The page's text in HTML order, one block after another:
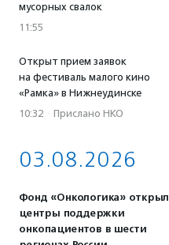
мусорных свалок
11:55
Открыт прием заявок
на фестиваль малого кино
«Рамка» в Нижнеудинске
10:32 · Прислано НКО
03.08.2026
Фонд «Онкологика» открыл
центры поддержки
онкопациентов в шести